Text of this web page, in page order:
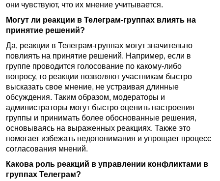
они чувствуют, что их мнение учитывается.
Могут ли реакции в Телеграм-группах влиять на
принятие решений?
Да, реакции в Телеграм-группах могут значительно
повлиять на принятие решений. Например, если в
группе проводится голосование по какому-либо
вопросу, то реакции позволяют участникам быстро
высказать свое мнение, не устраивая длинные
обсуждения. Таким образом, модераторы и
администраторы могут быстро оценить настроения
группы и принимать более обоснованные решения,
основываясь на выраженных реакциях. Также это
помогает избежать недопонимания и упрощает процесс
согласования мнений.
Какова роль реакций в управлении конфликтами в
группах Телеграм?